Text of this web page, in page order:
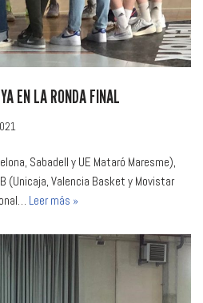
EN LA RONDA FINAL
Sabadell y UE Mataró Maresme),
(Unicaja, Valencia Basket y Movistar
Leer más »